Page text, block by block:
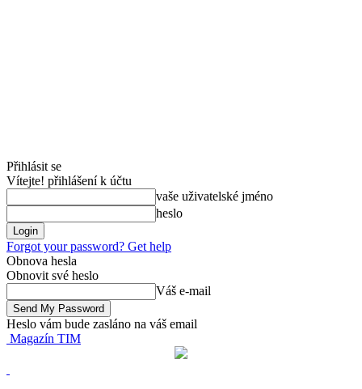
Přihlásit se
Vítejte! přihlášení k účtu
vaše uživatelské jméno
heslo
Forgot your password? Get help
Obnova hesla
Obnovit své heslo
Váš e-mail
Heslo vám bude zasláno na váš email
Magazín TIM